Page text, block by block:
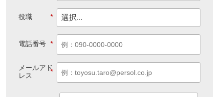
*
役職
*
電話番号
*
メールアド
レス